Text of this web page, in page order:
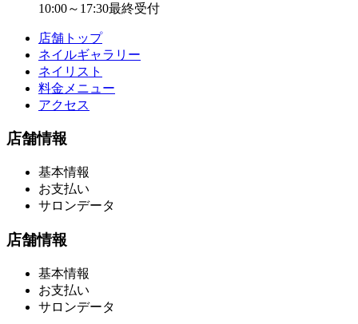
10:00～17:30最終受付
店舗トップ
ネイルギャラリー
ネイリスト
料金メニュー
アクセス
店舗情報
基本情報
お支払い
サロンデータ
店舗情報
基本情報
お支払い
サロンデータ